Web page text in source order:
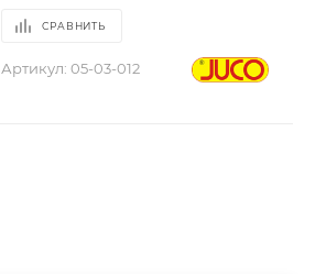
СРАВНИТЬ
Артикул: 05-03-012